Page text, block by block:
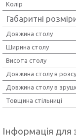
Колір
Габаритні
Довжина столу
Ширина столу
Висота столу
Довжина столу в
Довжина столу в
Товщина стільниці
Інформація